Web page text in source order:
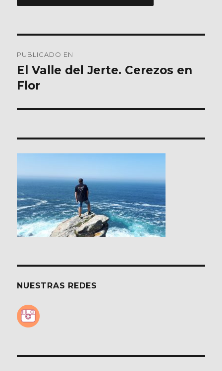
de
entradas
PUBLICADO EN
El Valle del Jerte. Cerezos en
Flor
NUESTRAS REDES